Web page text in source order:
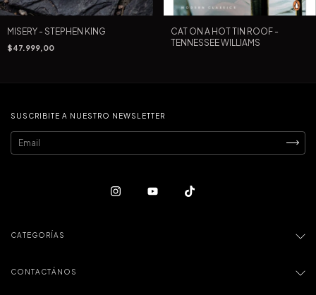
MISERY - STEPHEN KING
$47.999,00
CAT ON A HOT TIN ROOF -
TENNESSEE WILLIAMS
SUSCRIBITE A NUESTRO NEWSLETTER
CATEGORÍAS
CONTACTÁNOS